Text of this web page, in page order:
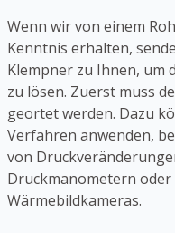
Wenn wir von einem
Kenntnis erhalten,
Klempner zu Ihnen, um
zu lösen. Zuerst muss
geortet werden. Dazu
Verfahren anwenden,
von
Druckmanometern
Wärmebildkameras.